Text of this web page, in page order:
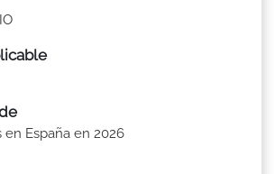
en España en 2026